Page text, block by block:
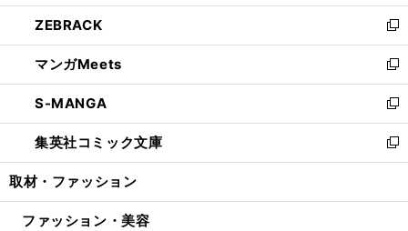
開
く
ウ
で
開
く
ン
ド
ウ
で
開
く
ウ
ィ
ン
ド
ウ
で
開
く
し
い
ウ
ィ
ン
ド
ウ
で
開
ZEBRACK
新
し
い
ウ
ィ
ン
ド
ウ
開
マンガMeets
新
し
い
ウ
ィ
ン
ウ
S-MANGA
新
し
い
ウ
ン
集英社コミック文庫
新
し
ウ
取材・ファッション
ファッション・美容